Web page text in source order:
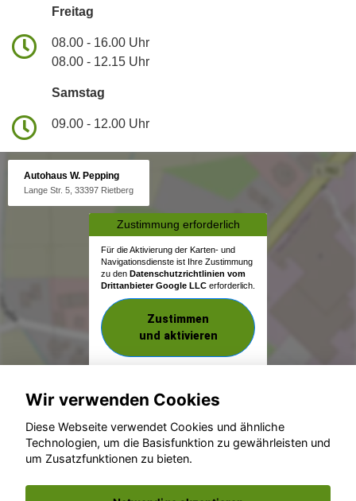
Freitag
08.00 - 16.00 Uhr
08.00 - 12.15 Uhr
Samstag
09.00 - 12.00 Uhr
Autohaus W. Pepping
Lange Str. 5, 33397 Rietberg
Zustimmung erforderlich
Für die Aktivierung der Karten- und
Navigationsdienste ist Ihre Zustimmung
zu den Datenschutzrichtlinien vom
Drittanbieter Google LLC erforderlich.
Zustimmen
und aktivieren
© konjunkturmotor.de GmbH 2020 - 2026
Wir verwenden Cookies
Diese Webseite verwendet Cookies und ähnliche
Technologien, um die Basisfunktion zu gewährleisten und
um Zusatzfunktionen zu bieten.